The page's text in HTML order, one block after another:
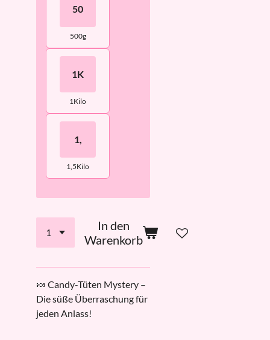
50
500g
1K
1Kilo
1,
1,5Kilo
In den
Warenkorb
🍬 Candy-Tüten Mystery –
Die süße Überraschung für
jeden Anlass!